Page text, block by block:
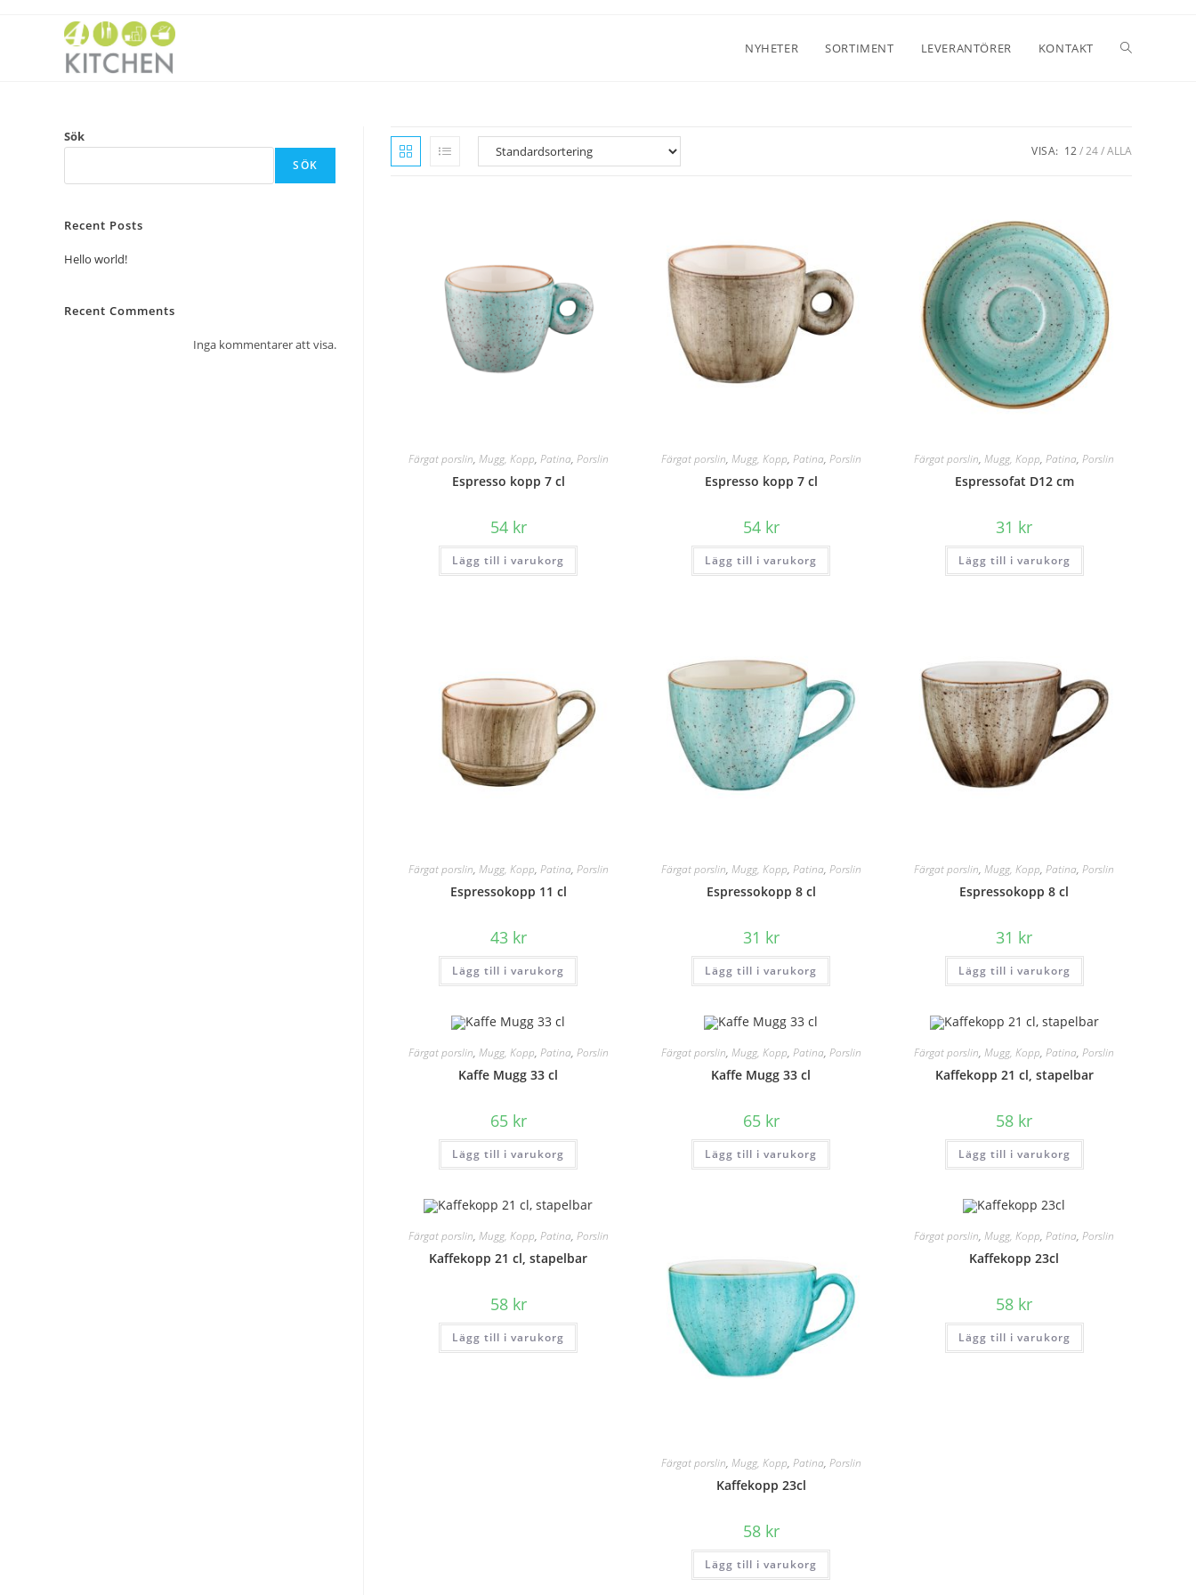
NYHETER SORTIMENT LEVERANTÖRER KONTAKT
VISA: 12 24 ALLA
Färgat porslin, Mugg, Kopp, Patina, Porslin
Espresso kopp 7 cl
54 kr
Lägg till i varukorg
Färgat porslin, Mugg, Kopp, Patina, Porslin
Espresso kopp 7 cl
54 kr
Lägg till i varukorg
Färgat porslin,Mugg, Kopp,Patina,Porslin
Espressofat D12 cm
31 kr
Lägg till i varukorg
Färgat porslin, Mugg, Kopp, Patina, Porslin
Espressokopp 11 cl
43 kr
Lägg till i varukorg
Färgat porslin, Mugg, Kopp, Patina, Porslin
Espressokopp 8 cl
31 kr
Lägg till i varukorg
Färgat porslin,Mugg, Kopp,Patina,Porslin
Espressokopp 8 cl
31 kr
Lägg till i varukorg
Färgat porslin, Mugg, Kopp, Patina, Porslin
Kaffe Mugg 33 cl
65 kr
Lägg till i varukorg
Färgat porslin, Mugg, Kopp, Patina, Porslin
Kaffe Mugg 33 cl
65 kr
Lägg till i varukorg
Färgat porslin,Mugg, Kopp,Patina,Porslin
Kaffekopp 21 cl, stapelbar
58 kr
Lägg till i varukorg
Färgat porslin, Mugg, Kopp, Patina, Porslin
Kaffekopp 21 cl, stapelbar
58 kr
Lägg till i varukorg
Färgat porslin, Mugg, Kopp, Patina, Porslin
Kaffekopp 23cl
58 kr
Lägg till i varukorg
Färgat porslin,Mugg, Kopp,Patina,Porslin
Kaffekopp 23cl
58 kr
Lägg till i varukorg
Sök
SÖK
Recent Posts
Hello world!
Recent Comments
Inga kommentarer att visa.